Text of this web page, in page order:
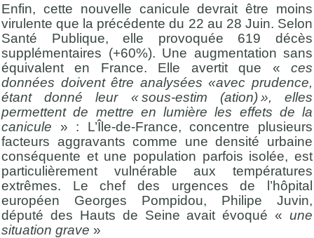
Enfin, cette nouvelle canicule devrait être moins
virulente que la précédente du 22 au 28 Juin. Selon
Santé Publique, elle provoquée 619 décès
supplémentaires (+60%). Une augmentation sans
équivalent en France. Elle avertit que « ces
données doivent être analysées «avec prudence,
étant donné leur « sous-estim (ation) », elles
permettent de mettre en lumière les effets de la
canicule » : L’Île-de-France, concentre plusieurs
facteurs aggravants comme une densité urbaine
conséquente et une population parfois isolée, est
particulièrement vulnérable aux températures
extrêmes. Le chef des urgences de l’hôpital
européen Georges Pompidou, Philipe Juvin,
député des Hauts de Seine avait évoqué « une
situation grave »